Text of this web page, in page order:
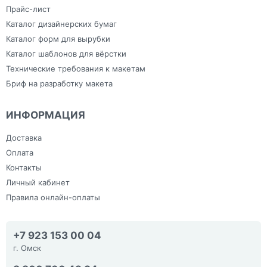
Прайс-лист
Каталог дизайнерских бумаг
Каталог форм для вырубки
Каталог шаблонов для вёрстки
Технические требования к макетам
Бриф на разработку макета
ИНФОРМАЦИЯ
Доставка
Оплата
Контакты
Личный кабинет
Правила онлайн-оплаты
+7 923 153 00 04
г. Омск